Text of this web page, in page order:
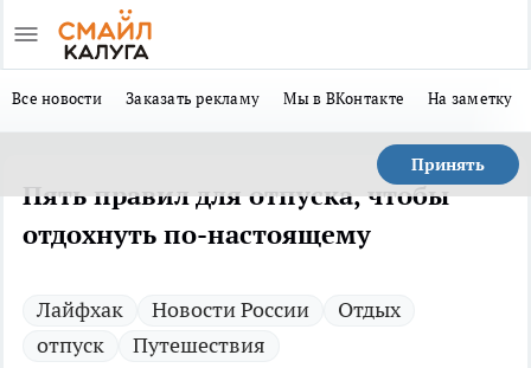
Все новости Заказать рекламу Мы в ВКонтакте На заметку
Принять
Пять правил для отпуска, чтобы
отдохнуть по-настоящему
Лайфхак Новости России
Отдых
отпуск
Путешествия